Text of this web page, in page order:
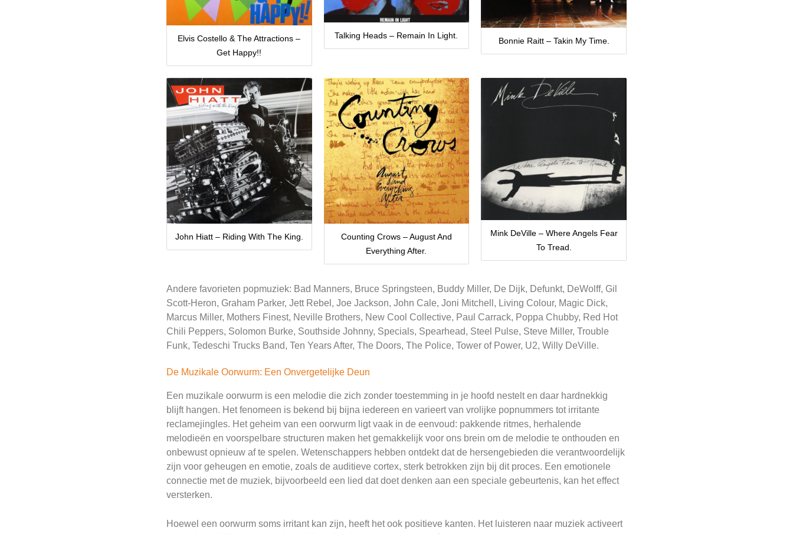
Elvis Costello & The Attractions –
Get Happy!!
Talking Heads – Remain In Light.
Bonnie Raitt – Takin My Time.
John Hiatt – Riding With The King.
Counting Crows – August And
Everything After.
Mink DeVille – Where Angels Fear
To Tread.
Andere favorieten popmuziek: Bad Manners, Bruce Springsteen, Buddy Miller, De Dijk, Defunkt, DeWolff, Gil
Scott-Heron, Graham Parker, Jett Rebel, Joe Jackson, John Cale, Joni Mitchell, Living Colour, Magic Dick,
Marcus Miller, Mothers Finest, Neville Brothers, New Cool Collective, Paul Carrack, Poppa Chubby, Red Hot
Chili Peppers, Solomon Burke, Southside Johnny, Specials, Spearhead, Steel Pulse, Steve Miller, Trouble
Funk, Tedeschi Trucks Band, Ten Years After, The Doors, The Police, Tower of Power, U2, Willy DeVille.
De Muzikale Oorwurm: Een Onvergetelijke Deun
Een muzikale oorwurm is een melodie die zich zonder toestemming in je hoofd nestelt en daar hardnekkig
blijft hangen. Het fenomeen is bekend bij bijna iedereen en varieert van vrolijke popnummers tot irritante
reclamejingles. Het geheim van een oorwurm ligt vaak in de eenvoud: pakkende ritmes, herhalende
melodieën en voorspelbare structuren maken het gemakkelijk voor ons brein om de melodie te onthouden en
onbewust opnieuw af te spelen. Wetenschappers hebben ontdekt dat de hersengebieden die verantwoordelijk
zijn voor geheugen en emotie, zoals de auditieve cortex, sterk betrokken zijn bij dit proces. Een emotionele
connectie met de muziek, bijvoorbeeld een lied dat doet denken aan een speciale gebeurtenis, kan het effect
versterken.
Hoewel een oorwurm soms irritant kan zijn, heeft het ook positieve kanten. Het luisteren naar muziek activeert